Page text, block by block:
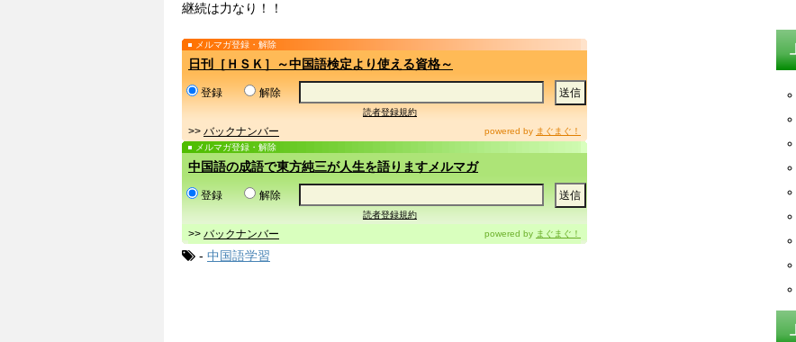
継続は力なり！！
メルマガ登録・解除
日刊［ＨＳＫ］～中国語検定より使える資格～
登録 解除
読者登録規約
>> バックナンバー powered by まぐまぐ！
メルマガ登録・解除
中国語の成語で東方純三が人生を語りますメルマガ
登録 解除
読者登録規約
>> バックナンバー powered by まぐまぐ！
- 中国語学習